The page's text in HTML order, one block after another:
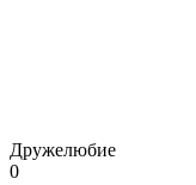
Дружелюбие
0